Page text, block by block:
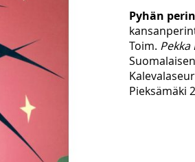
Pyhän
Toim. Pekka
Pieksämäki